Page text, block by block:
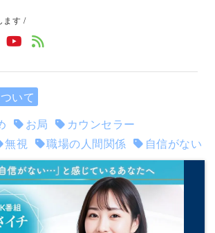
ます /
いて
お局
カウンセラー
無視 職場の人間関係 自信がない